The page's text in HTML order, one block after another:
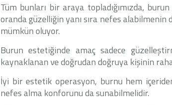
Tüm bunları bir araya topladığımızda,
oranda güzelliğin yanı sıra nefes alabilmenin
mümkün oluyor.
Burun estetiğinde amaç sadece
kaynaklanan ve doğrudan doğruya kişinin
İyi bir estetik operasyon, burnu hem
nefes alma konforunu da sunabilmelidir.